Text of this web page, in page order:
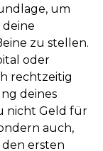
um
zu stellen.
oder
rechtzeitig
deines
nicht Geld für
auch,
ersten